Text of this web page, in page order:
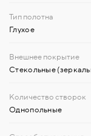
Глухое
Стекольные
Однопольные